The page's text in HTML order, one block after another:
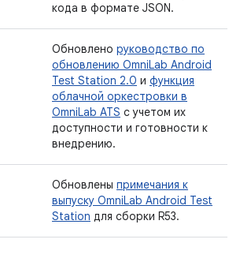
кода в формате JSON.
Обновлено руководство по
обновлению OmniLab Android
Test Station 2.0 и функция
облачной оркестровки в
OmniLab ATS с учетом их
доступности и готовности к
внедрению.
Обновлены примечания к
выпуску OmniLab Android Test
Station для сборки R53.